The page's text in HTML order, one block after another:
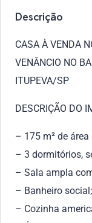
Descrição
CASA À VENDA
VENÂNCIO NO
ITUPEVA/SP
DESCRIÇÃO DO
– 175 m² de área
– 3 dormitórios,
– Sala ampla
– Banheiro social;
– Cozinha